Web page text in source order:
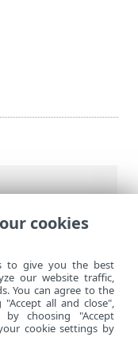
Security
책
cookies
to give you the best
our website traffic,
You can agree to the
all and close",
by choosing "Accept
cookie settings by